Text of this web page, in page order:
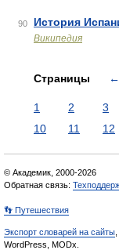
90 История
Википедия
Страницы ←
1 2 3
10
11 12
© Академик, 2000-2026
Обратная связь:
👣 Путешествия
Экспорт словарей на сайты
WordPress, MODx.